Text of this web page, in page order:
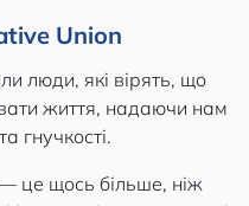
Union
люди, які вірять, що
життя, надаючи нам
гнучкості.
— це щось більше, ніж